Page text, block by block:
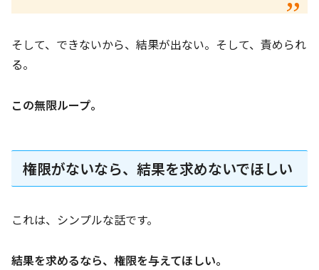
そして、できないから、結果が出ない。そして、責められ
る。
この無限ループ。
権限がないなら、結果を求めないでほしい
これは、シンプルな話です。
結果を求めるなら、権限を与えてほしい。